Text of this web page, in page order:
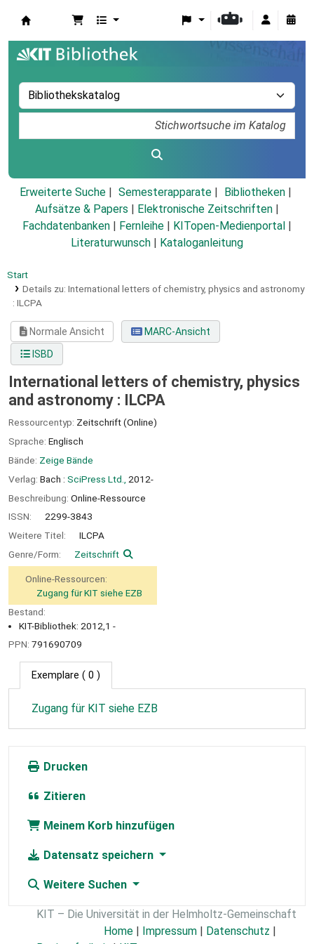
Erweiterte Suche Semesterapparate
Bibliotheken
Aufsätze & Papers
Elektronische Zeitschriften
Fachdatenbanken
Fernleihe KITopen-Medienportal
Literaturwunsch
Kataloganleitung
Start
Details zu: International letters of chemistry, physics and astronomy
: ILCPA
Normale Ansicht
MARC-Ansicht
ISBD
International letters of chemistry, physics
and astronomy : ILCPA
Ressourcentyp: Zeitschrift (Online)
Sprache: Englisch
Bände: Zeige Bände
Verlag: Bach : SciPress Ltd.,
2012-
Beschreibung: Online-Ressource
ISSN:
2299-3843
Weitere Titel:
ILCPA
Genre/Form:
Zeitschrift
Online-Ressourcen:
Zugang für KIT siehe EZB
Bestand:
KIT-Bibliothek: 2012,1 -
PPN: 791690709
Exemplare ( 0 )
Zugang für KIT siehe EZB
Drucken
Zitieren
Meinem Korb hinzufügen
Datensatz speichern
Weitere Suchen
KIT – Die Universität in der Helmholtz-Gemeinschaft
Home | Impressum | Datenschutz |